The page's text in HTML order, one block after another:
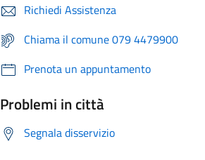
Richiedi Assistenza
Chiama il comune 079 4479900
Prenota un appuntamento
Problemi in città
Segnala disservizio